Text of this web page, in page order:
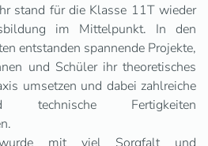
stand für die Klasse 11T wieder
im Mittelpunkt. In den
entstanden spannende Projekte,
und Schüler ihr theoretisches
umsetzen und dabei zahlreiche
technische Fertigkeiten